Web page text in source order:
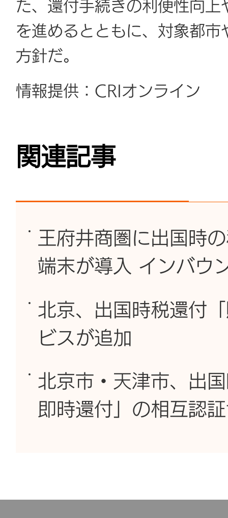
た、還付手続きの利便性向
を進めるとともに、対象都
方針だ。
情報提供：CRIオンライン
関連記事
王府井商圏に出国時
端末が導入 インバウ
北京、出国時税還付
ビスが追加
北京市・天津市、出
即時還付」の相互認